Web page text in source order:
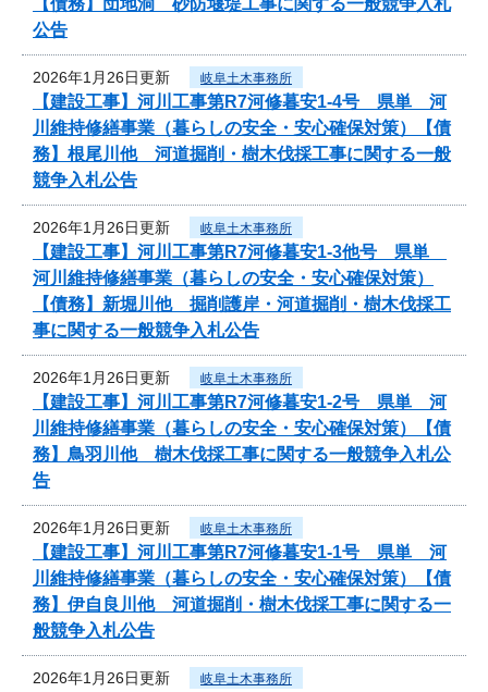
公告
2026年1月26日更新 岐阜土木事務所
【建設工事】河川工事第R7河修暮安1-4号 県単 河
川維持修繕事業（暮らしの安全・安心確保対策）【債
務】根尾川他 河道掘削・樹木伐採工事に関する一般
競争入札公告
2026年1月26日更新 岐阜土木事務所
【建設工事】河川工事第R7河修暮安1-3他号 県単
河川維持修繕事業（暮らしの安全・安心確保対策）
【債務】新堀川他 掘削護岸・河道掘削・樹木伐採工
事に関する一般競争入札公告
2026年1月26日更新 岐阜土木事務所
【建設工事】河川工事第R7河修暮安1-2号 県単 河
川維持修繕事業（暮らしの安全・安心確保対策）【債
務】鳥羽川他 樹木伐採工事に関する一般競争入札公
告
2026年1月26日更新 岐阜土木事務所
【建設工事】河川工事第R7河修暮安1-1号 県単 河
川維持修繕事業（暮らしの安全・安心確保対策）【債
務】伊自良川他 河道掘削・樹木伐採工事に関する一
般競争入札公告
2026年1月26日更新 岐阜土木事務所